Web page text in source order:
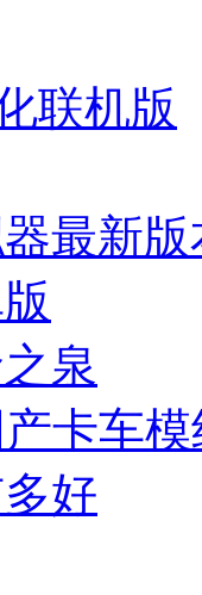
联机版
最新版
泉
卡车模
好